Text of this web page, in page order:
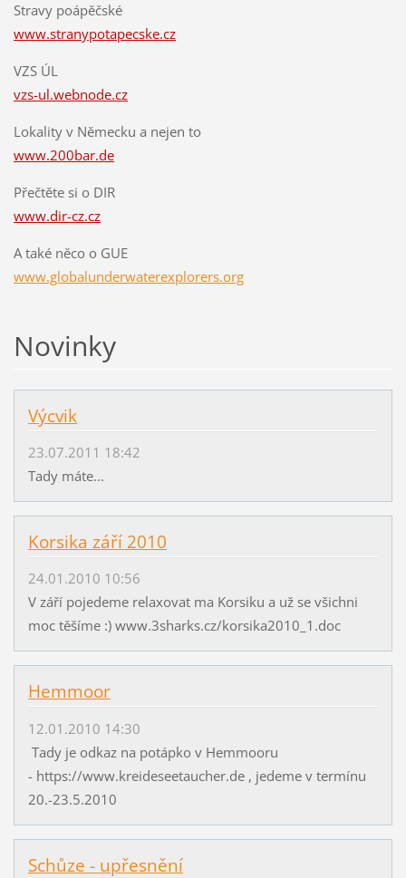
Stravy poápěčské
www.stranypotapecske.cz
VZS ÚL
vzs-ul.webnode.cz
Lokality v Německu a nejen to
www.200bar.de
Přečtěte si o DIR
www.dir-cz.cz
A také něco o GUE
www.globalunderwaterexplorers.org
Novinky
Výcvik
23.07.2011 18:42
Tady máte...
Korsika září 2010
24.01.2010 10:56
V září pojedeme relaxovat ma Korsiku a už se všichni
moc těšíme :) www.3sharks.cz/korsika2010_1.doc
Hemmoor
12.01.2010 14:30
Tady je odkaz na potápko v Hemmooru
- https://www.kreideseetaucher.de , jedeme v termínu
20.-23.5.2010
Schůze - upřesnění